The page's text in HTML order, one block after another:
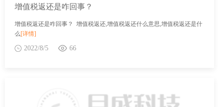
增值税返还是咋回事？
增值税返还是咋回事？ 增值税返还,增值税返还什么意思,增值税返还是什
么[详情]
2022/8/5 66